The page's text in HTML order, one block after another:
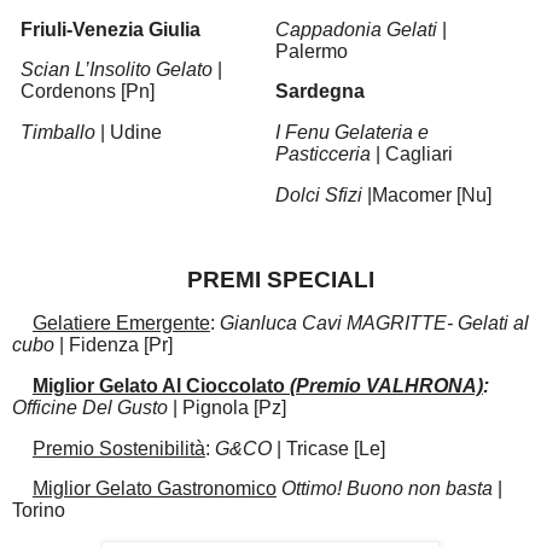
Friuli-Venezia Giulia
Scian L’Insolito Gelato
Cordenons [Pn]
Timballo | Udine
Cappadonia Gelati
Palermo
Sardegna
I Fenu Gelateria e
Pasticceria | Cagliari
Dolci Sfizi |Macomer [Nu]
PREMI SPECIALI
Gelatiere Emergente: Gianluca Cavi MAGRITTE- Gelati al
cubo | Fidenza [Pr]
Miglior Gelato Al Cioccolato (Premio VALHRONA):
Officine Del Gusto | Pignola [Pz]
Premio Sostenibilità: G&CO
| Tricase [Le]
Miglior Gelato GastronomicoOttimo! Buono non basta|
Torino